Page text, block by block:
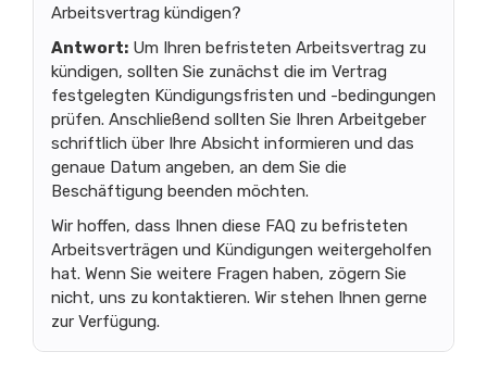
Arbeitsvertrag kündigen?
Antwort: Um Ihren befristeten Arbeitsvertrag zu
kündigen, sollten Sie zunächst die im Vertrag
festgelegten Kündigungsfristen und -bedingungen
prüfen. Anschließend sollten Sie Ihren Arbeitgeber
schriftlich über Ihre Absicht informieren und das
genaue Datum angeben, an dem Sie die
Beschäftigung beenden möchten.
Wir hoffen, dass Ihnen diese FAQ zu befristeten
Arbeitsverträgen und Kündigungen weitergeholfen
hat. Wenn Sie weitere Fragen haben, zögern Sie
nicht, uns zu kontaktieren. Wir stehen Ihnen gerne
zur Verfügung.